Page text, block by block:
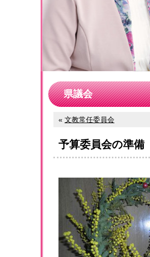
県議会
« 文教常任委員会
予算委員会の準備